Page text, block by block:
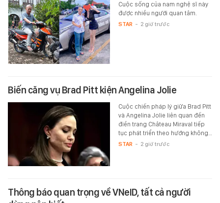
Cuộc sống của nam nghệ sĩ này
được nhiều người quan tâm.
STAR - 2 giờ trước
Biến căng vụ Brad Pitt kiện Angelina Jolie
Cuộc chiến pháp lý giữa Brad Pitt
và Angelina Jolie liên quan đến
điền trang Château Miraval tiếp
tục phát triển theo hướng không…
STAR - 2 giờ trước
Thông báo quan trọng về VNeID, tất cả người